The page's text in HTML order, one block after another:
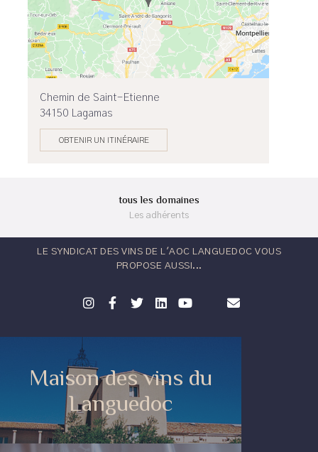
Chemin de Saint-Etienne
34150 Lagamas
OBTENIR UN ITINÉRAIRE
tous les domaines
Les adhérents
LE SYNDICAT DES VINS DE L'AOC LANGUEDOC VOUS
PROPOSE AUSSI...
Maison des vins du
Languedoc